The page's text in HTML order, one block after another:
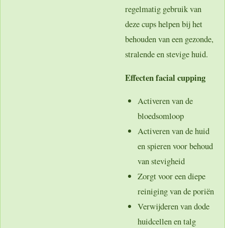
regelmatig gebruik van
deze cups helpen bij het
behouden van een gezonde,
stralende en stevige huid.
Effecten facial cupping
Activeren van de
bloedsomloop
Activeren van de huid
en spieren voor behoud
van stevigheid
Zorgt voor een diepe
reiniging van de poriën
Verwijderen van dode
huidcellen en talg